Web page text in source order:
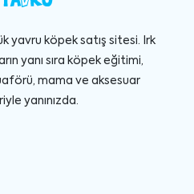
yavru köpek satış sitesi. Irk
yanı sıra köpek eğitimi,
mama ve aksesuar
yanınızda.